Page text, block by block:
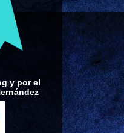
y por el